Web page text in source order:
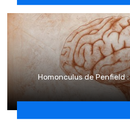
Homonculus de Penfield